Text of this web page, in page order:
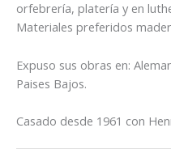
orfebrería, platería y en
Materiales preferidos
Expuso sus obras en:
Paises Bajos.
Casado desde 1961 con